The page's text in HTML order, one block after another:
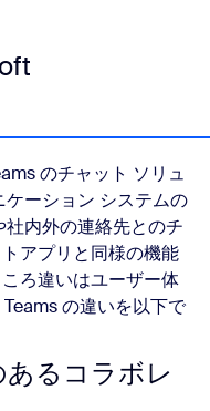
のチャット ソリュ
ーション システムの
内外の連絡先とのチ
アプリと同様の機能
ろ違いはユーザー体
の違いを以下で
るコラボレ